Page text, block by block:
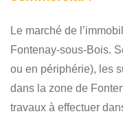
Le marché de
Fontenay-sous-Bois.
ou en périphérie), les
dans la zone de
travaux à effectuer